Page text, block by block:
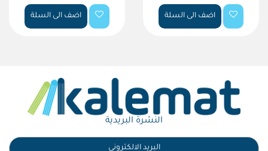
اضف الى السلة اضف الى السلة
النشرة البريدية